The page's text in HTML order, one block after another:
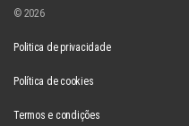
© 2026
Politica de privacidade
Política de cookies
Termos e condições